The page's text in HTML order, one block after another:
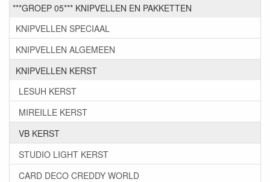
***GROEP 05*** KNIPVELLEN EN PAKKETTEN
KNIPVELLEN SPECIAAL
KNIPVELLEN ALGEMEEN
KNIPVELLEN KERST
LESUH KERST
MIREILLE KERST
VB KERST
STUDIO LIGHT KERST
CARD DECO CREDDY WORLD